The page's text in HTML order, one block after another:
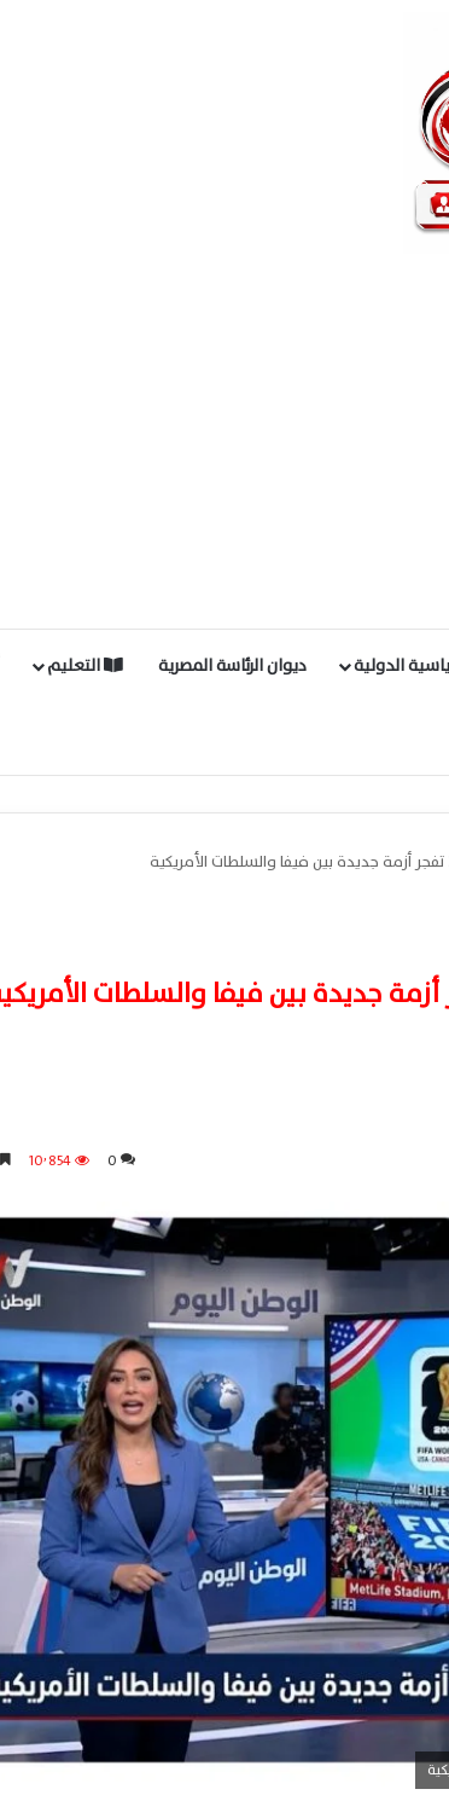
الدولية ديوان الرئاسة المصرية التعليم
0 10٬854